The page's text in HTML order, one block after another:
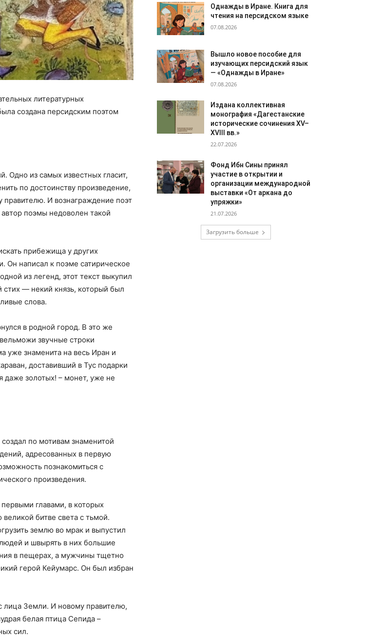
литературных
создана персидским поэтом
Одно из самых известных гласит,
по достоинству произведение,
И вознаграждение поэт
поэмы недоволен такой
прибежища у других
Он написал к поэме сатирическое
из легенд, этот текст выкупил
стих — некий князь, который был
слова.
в родной город. В это же
звучные строки
уже знаменита на весь Иран и
доставивший в Тус подарки
даже золотых! – монет, уже не
по мотивам знаменитой
адресованных в первую
познакомиться с
произведения.
главами, в которых
битве света с тьмой.
землю во мрак и выпустил
и швырять в них большие
в пещерах, а мужчины тщетно
герой Кейумарс. Он был избран
лица Земли. И новому правителю,
белая птица Сепида –
сил.
Однажды в Иране. Книга для
чтения на персидском языке
07.08.2026
Вышло новое пособие для
изучающих персидский язык
— «Однажды в Иране»
07.08.2026
Издана коллективная
монография «Дагестанские
исторические сочинения XV–
XVIII вв.»
22.07.2026
Фонд Ибн Сины принял
участие в открытии и
организации международной
выставки «От аркана до
упряжки»
21.07.2026
Загрузить больше